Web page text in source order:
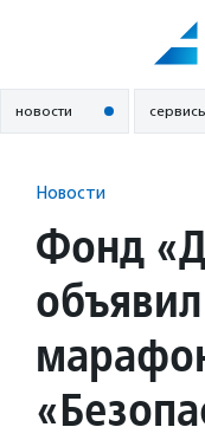
новости
Новости
Фонд